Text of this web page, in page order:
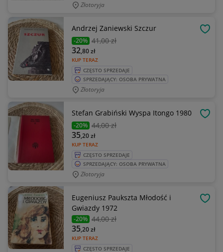
Złotoryja
Andrzej Zaniewski Szczur
-20% 41,00 zł
KUP TERAZ
32,80zł
CZĘSTO SPRZEDAJE
SPRZEDAJĄCY: OSOBA PRYWATNA
Złotoryja
Stefan Grabiński Wyspa Itongo 1980
-20% 44,00 zł
KUP TERAZ
35,20zł
CZĘSTO SPRZEDAJE
SPRZEDAJĄCY: OSOBA PRYWATNA
Złotoryja
Eugeniusz Paukszta Młodość i
Gwiazdy 1972
-20% 44,00 zł
KUP TERAZ
35,20zł
CZĘSTO SPRZEDAJE